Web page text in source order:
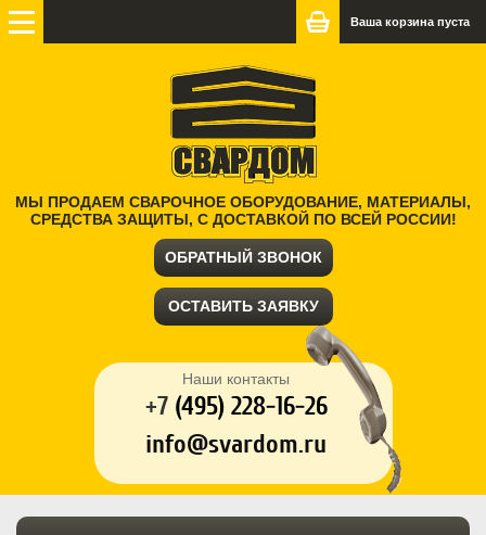
МЫ ПРОДАЕМ СВАРОЧНОЕ ОБОРУДОВАНИЕ, МАТЕРИАЛЫ,
СРЕДСТВА ЗАЩИТЫ, С ДОСТАВКОЙ ПО ВСЕЙ РОССИИ!
ОБРАТНЫЙ ЗВОНОК
ОСТАВИТЬ ЗАЯВКУ
Наши контакты
+7 (495) 228-16-26
info@svardom.ru
Ваша корзина пуста